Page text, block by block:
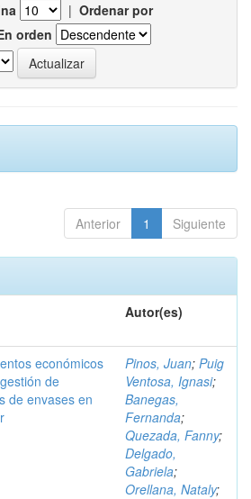
| Ordenar por
orden
Anterior 1 Siguiente
Autor(es)
económicos
de
de envases en
Pinos, Juan; Puig
Ventosa, Ignasi;
Banegas,
Fernanda;
Quezada, Fanny;
Delgado,
Gabriela;
Orellana, Nataly;